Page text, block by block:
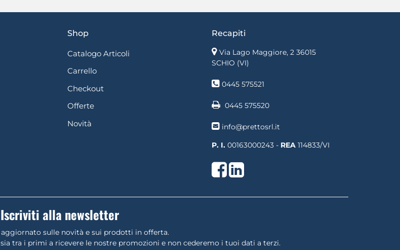
Shop
Catalogo Articoli
Carrello
Checkout
Offerte
Novità
Recapiti
Via Lago Maggiore, 2 36015
SCHIO (VI)
0445 575521
0445 575520
info@prettosrl.it
P. I. 00163000243 - REA 114833/VI
Facebook
LinkedIn
Iscriviti alla newsletter
aggiornato sulle novità e sui prodotti in offerta.
tra i primi a ricevere le nostre promozioni e non cederemo i tuoi dati a terzi.